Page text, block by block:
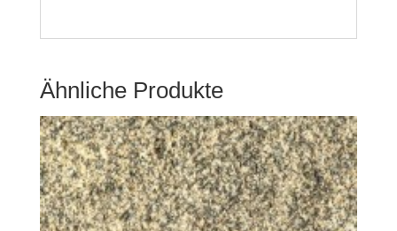
Ähnliche Produkte